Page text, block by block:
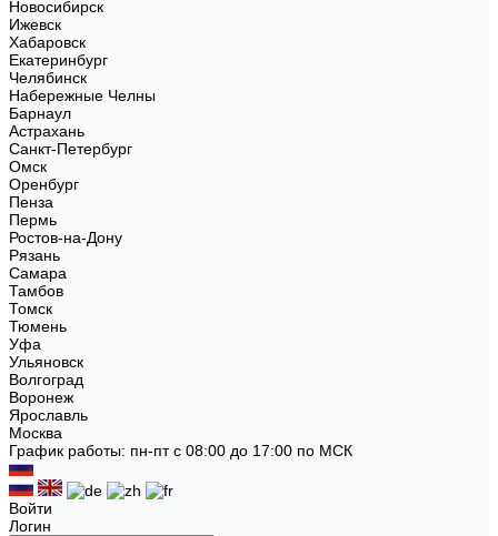
Новосибирск
Ижевск
Хабаровск
Екатеринбург
Челябинск
Набережные Челны
Барнаул
Астрахань
Санкт-Петербург
Омск
Оренбург
Пенза
Пермь
Ростов-на-Дону
Рязань
Самара
Тамбов
Томск
Тюмень
Уфа
Ульяновск
Волгоград
Воронеж
Ярославль
Москва
График работы: пн-пт с 08:00 до 17:00 по МСК
Войти
Логин